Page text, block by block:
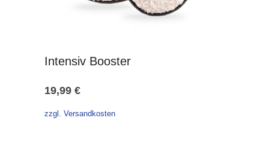
Intensiv Booster
19,99 €
zzgl. Versandkosten